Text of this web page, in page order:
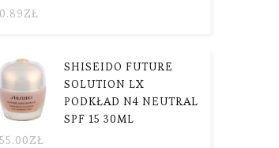
ZŁ
SHISEIDO FUTURE
SOLUTION LX
PODKŁAD N4 NEUTRAL
SPF 15 30ML
ZŁ